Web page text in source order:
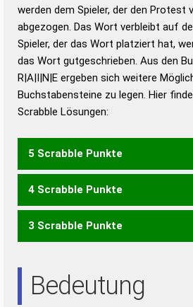
Duden –
Duden –
Deutsch
Duden – Die
Duden –
werden dem Spieler, der den Protest
abgezogen. Das Wort verbleibt auf
Spieler, der das Wort platziert hat,
das Wort gutgeschrieben. Aus den
R|A|I|N|E ergeben sich weitere
Buchstabensteine zu legen. Hier
Scrabble Lösungen:
5 Scrabble Punkte
ARIEN
4 Scrabble Punkte
AREN ARIE IRAN IREN
3 Scrabble Punkte
Bedeutung